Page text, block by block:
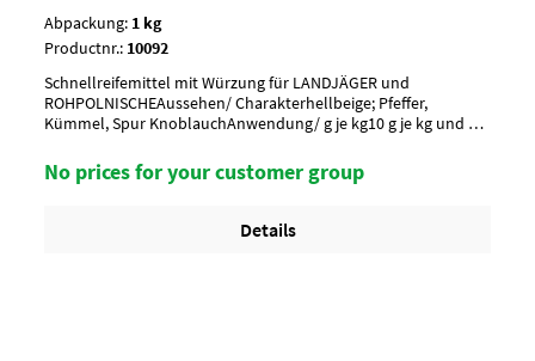
Abpackung: 1 kg
Productnr.: 10092
Schnellreifemittel mit Würzung für LANDJÄGER und
ROHPOLNISCHEAussehen/ Charakterhellbeige; Pfeffer,
Kümmel, Spur KnoblauchAnwendung/ g je kg10 g je kg und 24-
Krt. per Palette
No prices for your customer group
Details